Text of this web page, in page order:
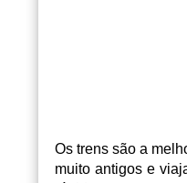
Os trens são a
muito antigos e